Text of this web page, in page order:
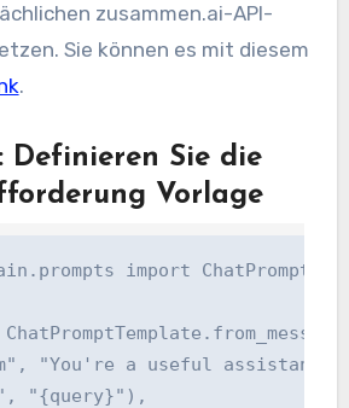
zusammen.ai-API-
Sie können es mit diesem
.
Definieren Sie die
Vorlage
import
"You're a useful
"{query}"),